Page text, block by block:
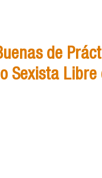
de
Sexista Libre